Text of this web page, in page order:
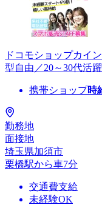
ドコモショップカイ
型自由／20～30代活
携帯ショップ時
勤務地
面接地
埼玉県加須市
栗橋駅から車7分
交通費支給
未経験OK